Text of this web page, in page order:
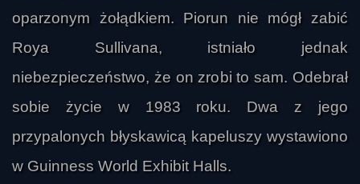
oparzonym żołądkiem. Piorun nie mógł zabić
Roya Sullivana, istniało jednak
niebezpieczeństwo, że on zrobi to sam. Odebrał
sobie życie w 1983 roku. Dwa z jego
przypalonych błyskawicą kapeluszy wystawiono
w Guinness World Exhibit Halls.